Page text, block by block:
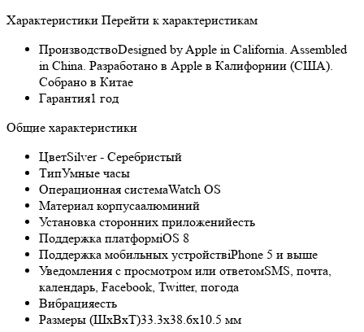
Характеристики Перейти к характеристикам
ПроизводствоDesigned by Apple in California. Assembled
in China. Разработано в Apple в Калифорнии (США).
Собрано в Китае
Гарантия1 год
Общие характеристики
ЦветSilver - Серебристый
ТипУмные часы
Операционная системаWatch OS
Материал корпусаалюминий
Установка сторонних приложенийесть
Поддержка платформiOS 8
Поддержка мобильных устройствiPhone 5 и выше
Уведомления с просмотром или ответомSMS, почта,
календарь, Facebook, Twitter, погода
Вибрацияесть
Размеры (ШxВxТ)33.3x38.6x10.5 мм